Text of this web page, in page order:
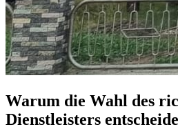
Warum die Wahl des
Dienstleisters